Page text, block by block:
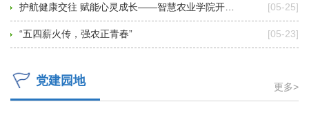
护航健康交往 赋能心灵成长——智慧农业学院开展大.. [05-25]
“五四薪火传，强农正青春” [05-23]
党建园地 更多>